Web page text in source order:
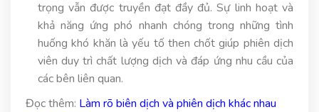
trọng vẫn được truyền đạt đầy đủ. Sự linh hoạt và
khả năng ứng phó nhanh chóng trong những tình
huống khó khăn là yếu tố then chốt giúp phiên dịch
viên duy trì chất lượng dịch và đáp ứng nhu cầu của
các bên liên quan.
Đọc thêm: Làm rõ biên dịch và phiên dịch khác nhau